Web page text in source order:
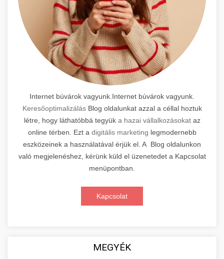
Internet búvárok vagyunk.Internet búvárok vagyunk.
KeresőoptimalizálásBlog oldalunkat azzal a céllal hoztuk
létre, hogy láthatóbbá tegyük a hazai vállalkozásokataz
online térben. Ezt a digitális marketing legmodernebb
eszközeinek a használatával érjük el. A Blog oldalunkon
való megjelenéshez, kérünk küld el üzenetedet a Kapcsolat
menüpontban.
Kapcsolat
MEGYÉK